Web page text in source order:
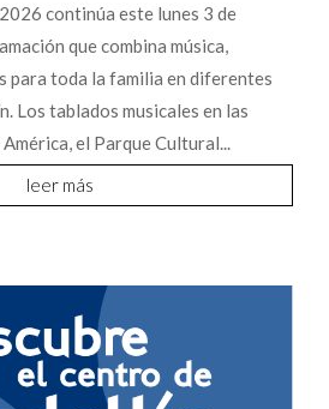
continúa este lunes 3 de
que combina música,
para toda la familia en diferentes
Los tablados musicales en las
el Parque Cultural...
leer más